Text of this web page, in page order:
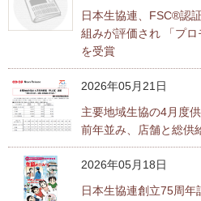
日本生協連、FSC®認
組みが評価され 「プロ
を受賞
2026年05月21日
主要地域生協の4月度
前年並み、店舗と総供
2026年05月18日
日本生協連創立75周